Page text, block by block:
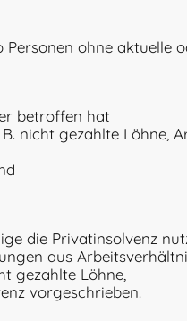
ohne aktuelle
betroffen hat
nicht gezahlte Löhne,
die Privatinsolvenz
aus
gezahlte Löhne,
vorgeschrieben.